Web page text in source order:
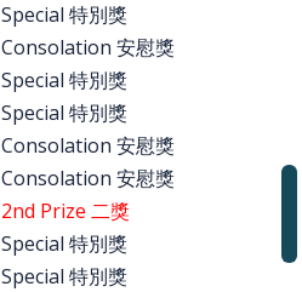
Special 特別獎
Consolation 安慰獎
Special 特別獎
Special 特別獎
Consolation 安慰獎
Consolation 安慰獎
2nd Prize 二獎
Special 特別獎
Special 特別獎